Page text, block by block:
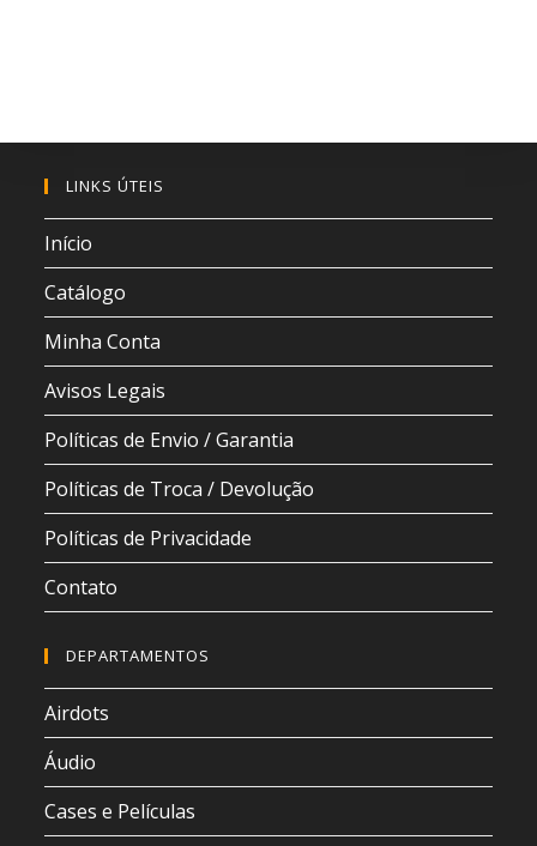
LINKS ÚTEIS
Início
Catálogo
Minha Conta
Avisos Legais
Políticas de Envio / Garantia
Políticas de Troca / Devolução
Políticas de Privacidade
Contato
DEPARTAMENTOS
Airdots
Áudio
Cases e Películas